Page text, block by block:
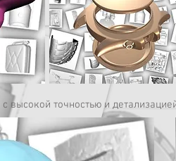
с высокой точностью и